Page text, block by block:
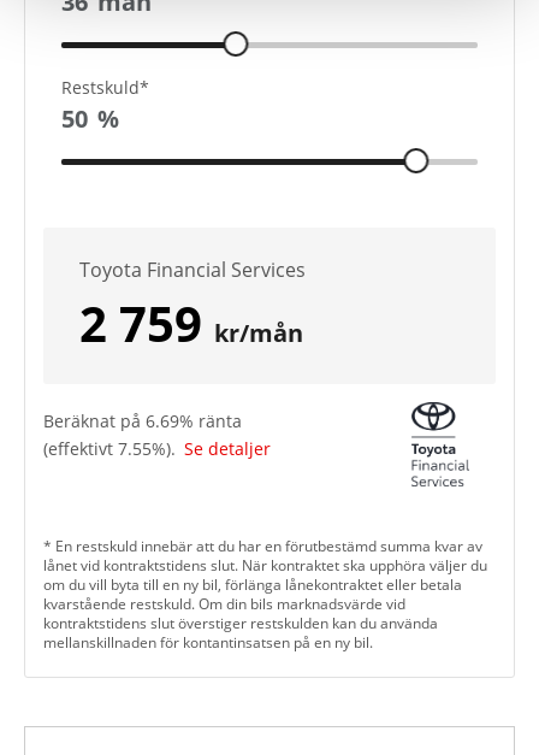
Restskuld*
50 %
Toyota Financial Services
2 759 kr/mån
Beräknat på 6.69% ränta
(effektivt 7.55%). Se detaljer
* En restskuld innebär att du har en förutbestämd summa kvar av
lånet vid kontraktstidens slut. När kontraktet ska upphöra väljer du
om du vill byta till en ny bil, förlänga lånekontraktet eller betala
kvarstående restskuld. Om din bils marknadsvärde vid
kontraktstidens slut överstiger restskulden kan du använda
mellanskillnaden för kontantinsatsen på en ny bil.